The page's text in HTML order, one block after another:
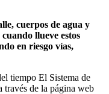
cuerpos de agua y
llueve estos
en riesgo vías,
tiempo El Sistema de
de la página web